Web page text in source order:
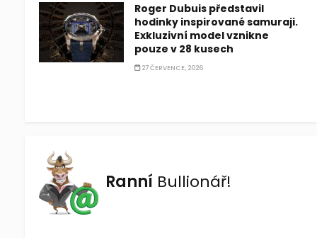
Roger Dubuis představil
hodinky inspirované samuraji.
Exkluzivní model vznikne
pouze v 28 kusech
27 ČERVENCE, 2026
Ranní Bullionář!